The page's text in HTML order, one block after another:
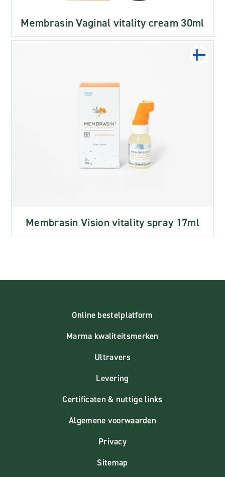
Membrasin Vaginal vitality cream 30ml
Membrasin Vision vitality spray 17ml
Online bestelplatform
Marma kwaliteitsmerken
Ultravers
Levering
Certificaten & nuttige links
Algemene voorwaarden
Privacy
Sitemap